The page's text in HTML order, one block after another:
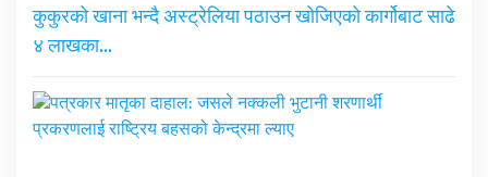
कुकुरको खाना भन्दै अस्ट्रेलिया पठाउन खोजिएको कार्गोबाट साढे
४ लाखका…